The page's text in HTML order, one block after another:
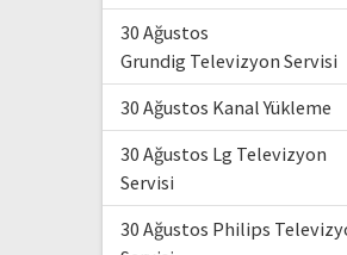
30 Ağustos
Grundig Televizyon Servisi
30 Ağustos Kanal Yükleme
30 Ağustos Lg Televizyon
Servisi
30 Ağustos Philips